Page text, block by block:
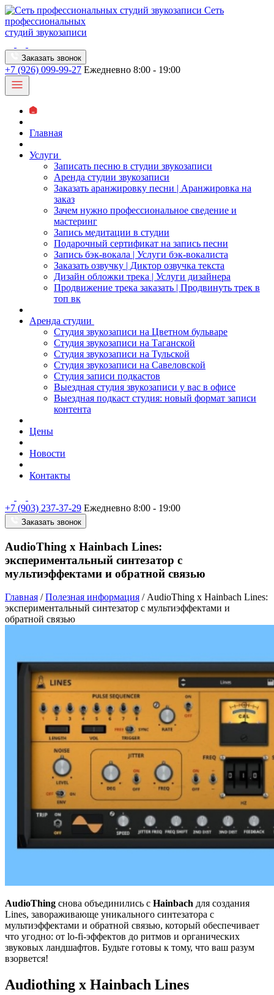
Сеть
профессиональных
студий звукозаписи
Заказать звонок
+7 (926) 099-99-27 Ежедневно 8:00 - 19:00
Главная
Услуги
Записать песню в студии звукозаписи
Аренда студии звукозаписи
Заказать аранжировку песни | Аранжировка на
заказ
Зачем нужно профессиональное сведение и
мастеринг
Запись медитации в студии
Подарочный сертификат на запись песни
Запись бэк-вокала | Услуги бэк-вокалиста
Заказать озвучку | Диктор озвучка текста
Дизайн обложки трека | Услуги дизайнера
Продвижение трека заказать | Продвинуть трек в
топ вк
Аренда студии
Студия звукозаписи на Цветном бульваре
Студия звукозаписи на Таганской
Студия звукозаписи на Тульской
Студия звукозаписи на Савеловской
Студия записи подкастов
Выездная студия звукозаписи у вас в офисе
Выездная подкаст студия: новый формат записи
контента
Цены
Новости
Контакты
+7 (903) 237-37-29 Ежедневно 8:00 - 19:00
Заказать звонок
AudioThing x Hainbach Lines:
экспериментальный синтезатор с
мультиэффектами и обратной связью
Главная /Полезная информация /AudioThing x Hainbach Lines:
экспериментальный синтезатор с мультиэффектами и
обратной связью
AudioThing снова объединились с Hainbach для создания
Lines, завораживающе уникального синтезатора с
мультиэффектами и обратной связью, который обеспечивает
что угодно: от lo-fi-эффектов до ритмов и органических
звуковых ландшафтов. Будьте готовы к тому, что ваш разум
взорвется!
Audiothing x Hainbach Lines